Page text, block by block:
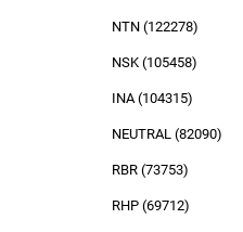
NTN (122278)
NSK (105458)
INA (104315)
NEUTRAL (82090)
RBR (73753)
RHP (69712)